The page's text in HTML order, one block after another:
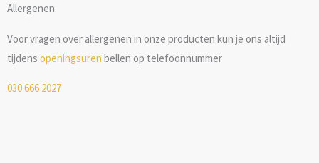
Allergenen
Voor vragen over allergenen in onze producten kun je ons altijd
tijdens openingsuren bellen op telefoonnummer
030 666 2027